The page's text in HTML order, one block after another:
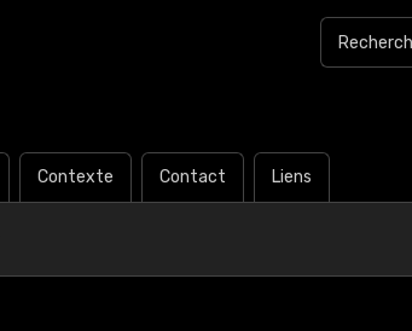
Contexte Contact Liens